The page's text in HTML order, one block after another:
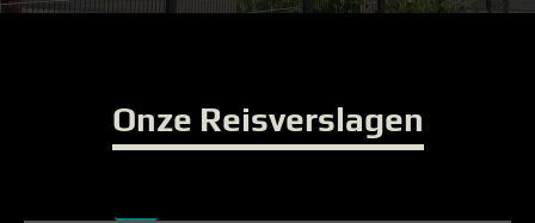
Onze Reisverslagen